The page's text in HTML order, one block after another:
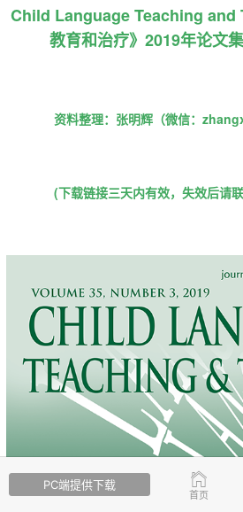
Child Language Teaching and
教育和治疗》2019年论文
资料整理：张明辉（微信：
(下载链接三天内有效，失效后请
PC端提供下载
首页